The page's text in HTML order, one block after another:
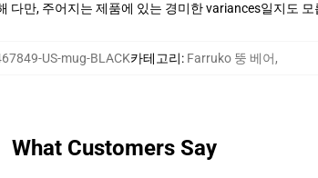
다만, 주어지는 제품에 있는 경미한 variances일지도
US-mug-BLACK카테고리: Farruko 뚱 베어,
What Customers Say